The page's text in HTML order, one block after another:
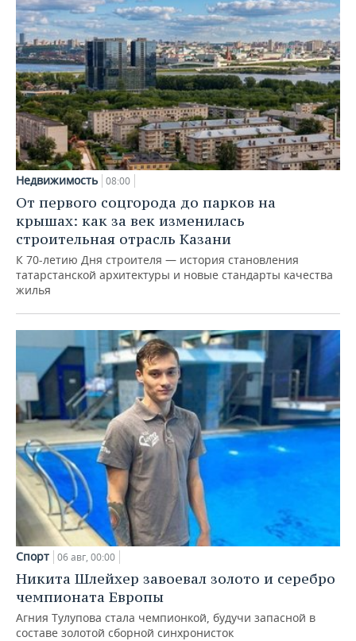
Недвижимость 08:00
От первого соцгорода до парков на
крышах: как за век изменилась
строительная отрасль Казани
К 70-летию Дня строителя — история становления
татарстанской архитектуры и новые стандарты качества
жилья
Спорт 06 авг, 00:00
Никита Шлейхер завоевал золото и серебро
чемпионата Европы
Агния Тулупова стала чемпионкой, будучи запасной в
составе золотой сборной синхронисток